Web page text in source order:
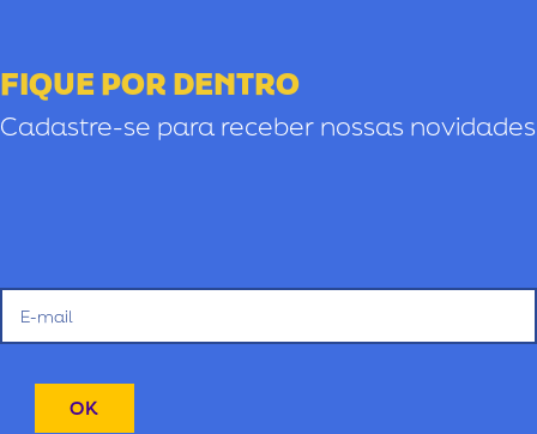
FIQUE POR DENTRO
Cadastre-se para receber nossas novidades